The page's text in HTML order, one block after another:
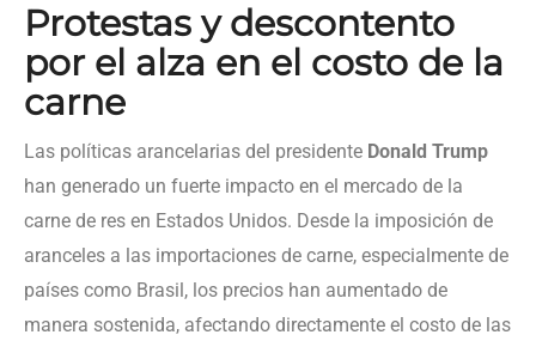
Protestas y descontento
por el alza en el costo de la
carne
Las políticas arancelarias del presidente Donald Trump
han generado un fuerte impacto en el mercado de la
carne de res en Estados Unidos. Desde la imposición de
aranceles a las importaciones de carne, especialmente de
países como Brasil, los precios han aumentado de
manera sostenida, afectando directamente el costo de las